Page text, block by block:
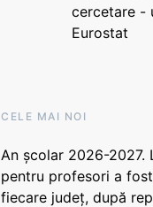
cercetare -
Eurostat
CELE MAI NOI
An școlar 2026-2027.
pentru profesori a
fiecare județ, după